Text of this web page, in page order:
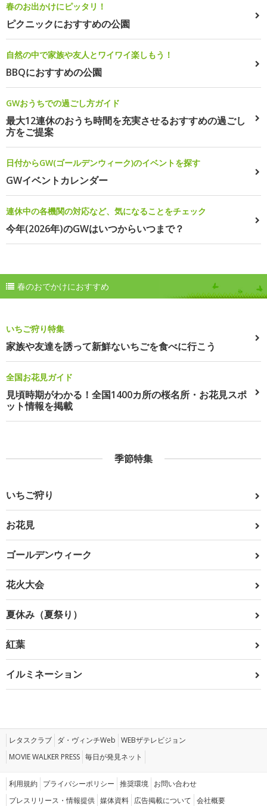
春のお出かけにピッタリ！
ピクニックにおすすめの公園
自然の中で家族や友人とワイワイ楽しもう！
BBQにおすすめの公園
GWおうちでの過ごし方ガイド
最大12連休のおうち時間を充実させるおすすめの過ごし
方をご提案
日付からGW(ゴールデンウィーク)のイベントを探す
GWイベントカレンダー
連休中の各機関の対応など、気になることをチェック
今年(2026年)のGWはいつからいつまで？
春のおでかけにおすすめ
いちご狩り特集
家族や友達を誘って新鮮ないちごを食べに行こう
全国お花見ガイド
見頃時期がわかる！全国1400カ所の桜名所・お花見スポ
ット情報を掲載
季節特集
いちご狩り
お花見
ゴールデンウィーク
花火大会
夏休み（夏祭り）
紅葉
イルミネーション
レタスクラブ ダ・ヴィンチWeb WEBザテレビジョン
MOVIE WALKER PRESS 毎日が発見ネット
利用規約 プライバシーポリシー 推奨環境 お問い合わせ
プレスリリース・情報提供 媒体資料 広告掲載について 会社概要